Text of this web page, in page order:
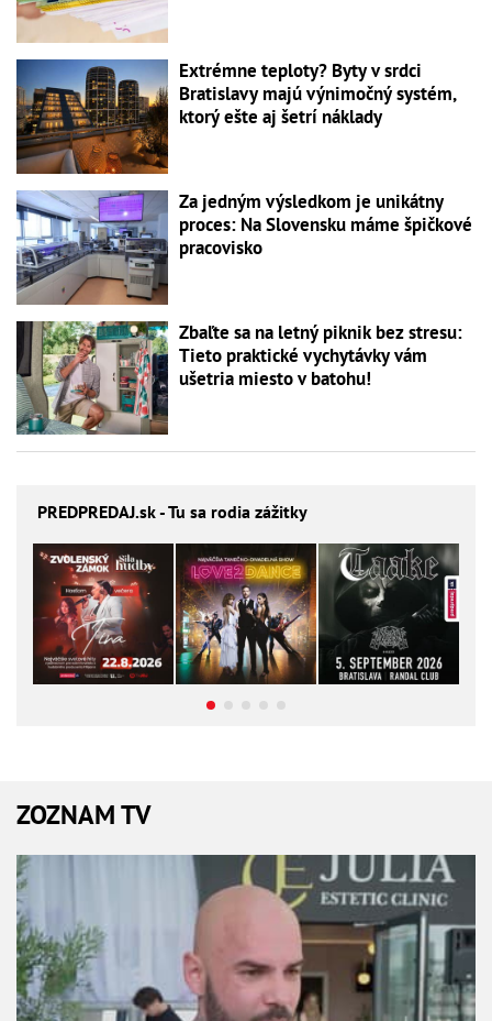
Extrémne teploty? Byty v srdci
Bratislavy majú výnimočný systém,
ktorý ešte aj šetrí náklady
Za jedným výsledkom je unikátny
proces: Na Slovensku máme špičkové
pracovisko
Zbaľte sa na letný piknik bez stresu:
Tieto praktické vychytávky vám
ušetria miesto v batohu!
PREDPREDAJ.sk - Tu sa rodia zážitky
ZOZNAM TV